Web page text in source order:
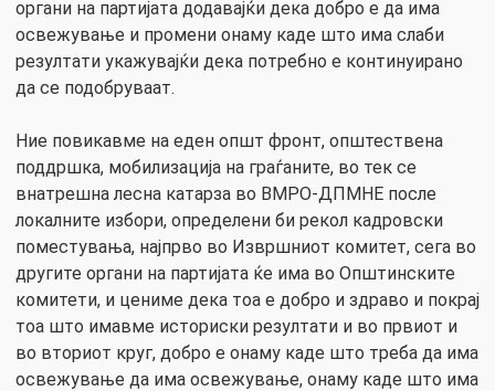
органи на партијата додавајќи дека добро е да има
освежување и промени онаму каде што има слаби
резултати укажувајќи дека потребно е континуирано
да се подобруваат.
Ние повикавме на еден општ фронт, општествена
поддршка, мобилизација на граѓаните, во тек се
внатрешна лесна катарза во ВМРО-ДПМНЕ после
локалните избори, определени би рекол кадровски
поместувања, најпрво во Извршниот комитет, сега во
другите органи на партијата ќе има во Општинските
комитети, и цениме дека тоа е добро и здраво и покрај
тоа што имавме историски резултати и во првиот и
во вториот круг, добро е онаму каде што треба да има
освежување да има освежување, онаму каде што има